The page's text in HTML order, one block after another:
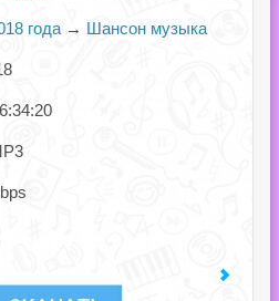
года → Шансон музыка